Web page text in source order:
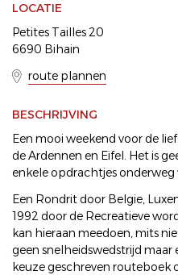
LOCATIE
Petites Tailles 20
6690 Bihain
route plannen
BESCHRIJVING
Een mooi weekend voor de
de Ardennen en Eifel. Het is
enkele opdrachtjes onderweg
Een Rondrit door Belgie,
1992 door de Recreatieve
kan hieraan meedoen, mits
geen snelheidswedstrijd
keuze geschreven